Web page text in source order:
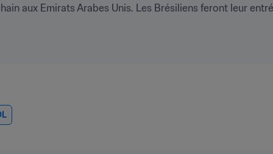
aux Emirats Arabes Unis. Les Brésiliens feront leur